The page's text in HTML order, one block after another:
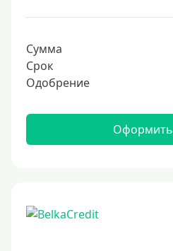
Сумма
Срок
Одобрение
Оформить